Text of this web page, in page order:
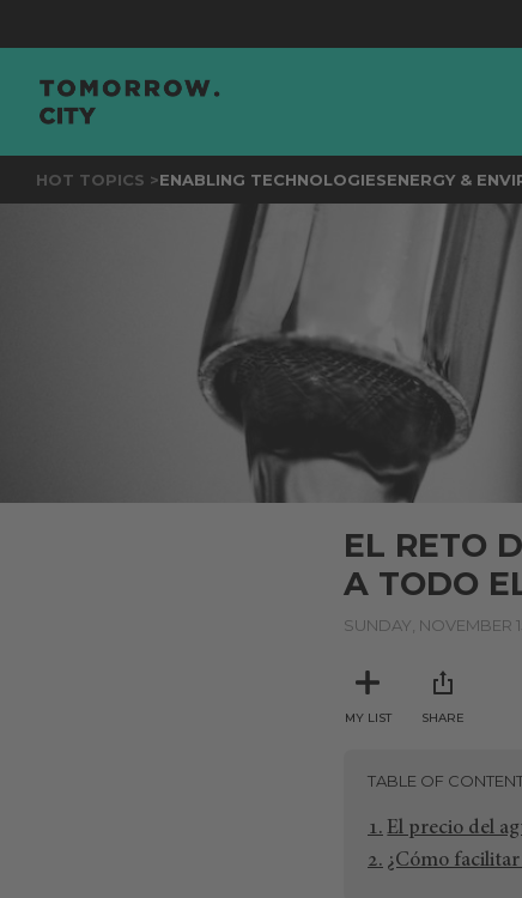
HOT TOPICS >ENABLING TECHNOLOGIESENERGY &
EL RETO
A TODO
SUNDAY, NOVEMBER
MY LIST SHARE
TABLE OF
El precio del
¿Cómo facilitar